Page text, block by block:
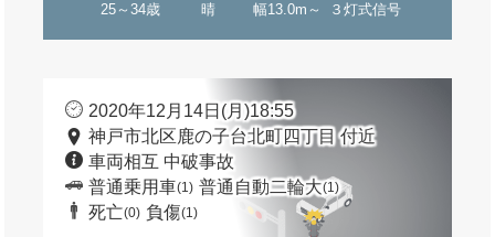
25～34歳 晴 幅13.0m～ ３灯式信号
2020年12月14日(月)18:55
神戸市北区鹿の子台北町四丁目 付近
車両相互 中破事故
普通乗用車(1) 普通自動二輪大(1)
死亡(0) 負傷(1)